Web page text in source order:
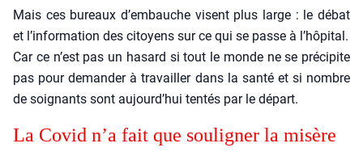
Mais ces bureaux d’embauche visent plus large : le débat
et l’information des citoyens sur ce qui se passe à l’hôpital.
Car ce n’est pas un hasard si tout le monde ne se pré­ci­pite
pas pour deman­der à tra­vailler dans la san­té et si nombre
de soi­gnants sont aujourd’hui ten­tés par le départ.
La Covid n’a fait que sou­li­gner la misère